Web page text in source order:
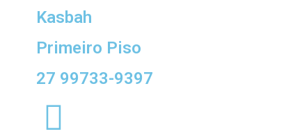
Kasbah
Primeiro Piso
27 99733-9397